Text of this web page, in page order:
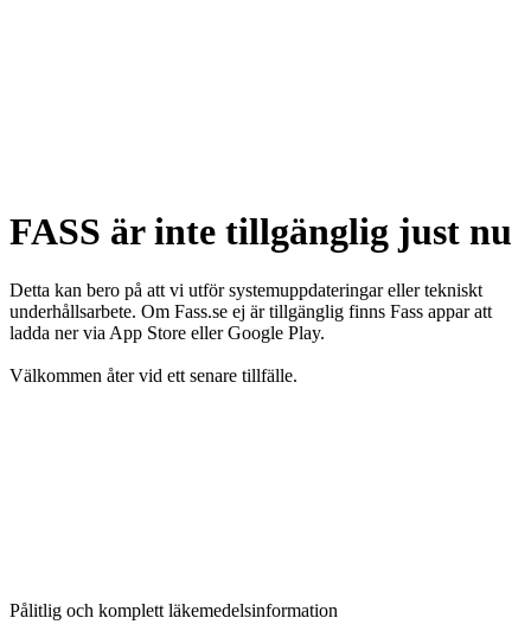
FASS är inte tillgänglig just nu
Detta kan bero på att vi utför systemuppdateringar eller tekniskt
underhållsarbete. Om Fass.se ej är tillgänglig finns Fass appar att
ladda ner via App Store eller Google Play.
Välkommen åter vid ett senare tillfälle.
Pålitlig och komplett läkemedelsinformation